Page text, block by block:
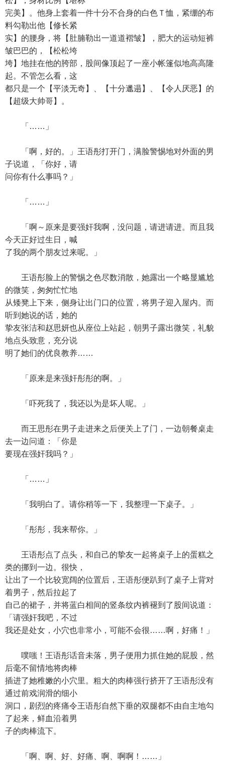
完美】。他身上套着一件十分不合身的白色Ｔ恤，紧绷的布
料勾勒出他【修长紧
实】的腰身，将【肚腩勒出一道道褶皱】，肥大的运动短裤
皱巴巴的，【松松垮
垮】地挂在他的胯部，股间像顶起了一座小帐篷似地高高隆
起。不管怎么看，这
都只是一个【平淡无奇】、【十分邋遢】、【令人厌恶】的
【超级大帅哥】。
「……」
「啊，好的。」王语彤打开门，满脸警惕地对外面的男
子说道，「你好，请
问你有什么事吗？」
「……」
「啊～原来是要强奸我啊，没问题，请进请进。而且我
今天正好过生日，喊
了我的两个朋友过来呢。」
王语彤脸上的警惕之色尽数消散，她露出一个略显尴尬
的微笑，匆匆忙忙地
从矮凳上下来，侧身让出门口的位置，将男子迎入屋内。而
听到她说的话，她的
挚友张洁和赵思妍也从座位上站起，朝男子露出微笑，礼貌
地点头致意，充分说
明了她们的优良教养……
「原来是来强奸彤彤的啊。」
「吓死我了，我还以为是坏人呢。」
而王思彤在男子走进来之后便关上了门，一边朝餐桌走
去一边问道：「你是
要现在强奸我吗？」
「……」
「我明白了。请你稍等一下，我整理一下桌子。」
「彤彤，我来帮你。」
王语彤点了点头，和自己的挚友一起将桌子上的蛋糕之
类的挪到一边。很快，
让出了一个比较宽阔的位置后，王语彤便趴到了桌子上背对
着男子，然后拉起了
自己的裙子，并将蓝白相间的竖条纹内裤褪到了股间说道：
「请强奸我吧，不过
我还是处女，小穴也非常小，可能不会很……啊，好痛！」
噗嗤！王语彤话音未落，男子便用力抓住她的屁股，然
后毫不留情地将肉棒
插进了她稚嫩的小穴里。粗大的肉棒强行挤开了王语彤没有
通过前戏润滑的细小
洞口，剧烈的疼痛令王语彤自然下垂的双腿都不由自主地勾
了起来，鲜血沿着男
子的肉棒流下。
「啊、啊、好、好痛、啊、啊啊！……」